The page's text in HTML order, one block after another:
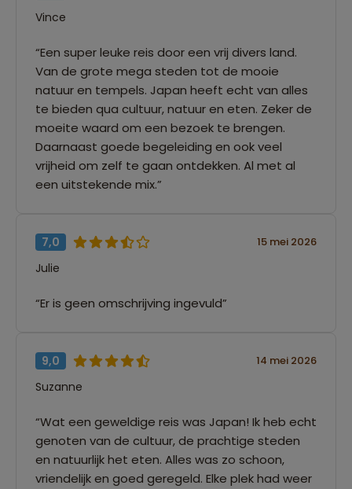
Vince
“Een super leuke reis door een vrij divers land.
Van de grote mega steden tot de mooie
natuur en tempels. Japan heeft echt van alles
te bieden qua cultuur, natuur en eten. Zeker de
moeite waard om een bezoek te brengen.
Daarnaast goede begeleiding en ook veel
vrijheid om zelf te gaan ontdekken. Al met al
een uitstekende mix.”
7,0 15 mei 2026
Julie
“Er is geen omschrijving ingevuld”
9,0 14 mei 2026
Suzanne
“Wat een geweldige reis was Japan! Ik heb echt
genoten van de cultuur, de prachtige steden
en natuurlijk het eten. Alles was zo schoon,
vriendelijk en goed geregeld. Elke plek had weer